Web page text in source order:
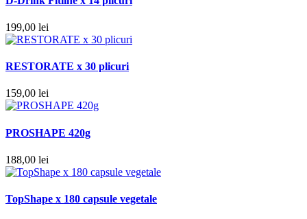
199,00 lei
RESTORATE x 30 plicuri
159,00 lei
PROSHAPE 420g
188,00 lei
TopShape x 180 capsule vegetale